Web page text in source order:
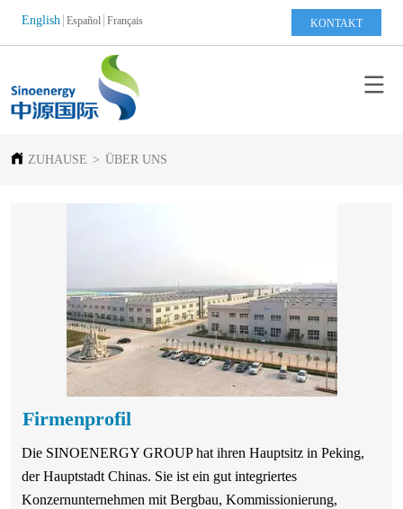
English Español Français KONTAKT
ZUHAUSE > ÜBER UNS
Firmenprofil
Die SINOENERGY GROUP hat ihren Hauptsitz in Peking,
der Hauptstadt Chinas. Sie ist ein gut integriertes
Konzernunternehmen mit Bergbau, Kommissionierung,